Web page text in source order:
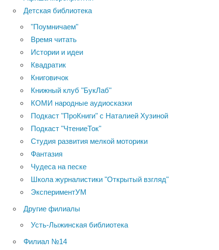
Детская библиотека
"Поумничаем"
Время читать
Истории и идеи
Квадратик
Книговичок
Книжный клуб "БукЛаб"
КОМИ народные аудиосказки
Подкаст "ПроКниги" с Наталией Хузиной
Подкаст "ЧтениеТок"
Студия развития мелкой моторики
Фантазия
Чудеса на песке
Школа журналистики "Открытый взгляд"
ЭкспериментУМ
Другие филиалы
Усть-Лыжинская библиотека
Филиал №14